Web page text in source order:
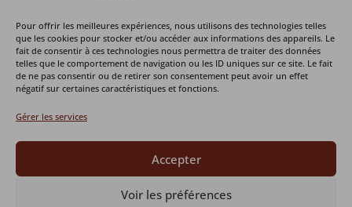
Pour offrir les meilleures expériences, nous utilisons des technologies telles
que les cookies pour stocker et/ou accéder aux informations des appareils. Le
fait de consentir à ces technologies nous permettra de traiter des données
telles que le comportement de navigation ou les ID uniques sur ce site. Le fait
de ne pas consentir ou de retirer son consentement peut avoir un effet
négatif sur certaines caractéristiques et fonctions.
Gérer les services
Accepter
Voir les préférences
Visiter le Refuge
Actualités
l’association
Contact
Un centre de
sauvegarde
Un Chantier
d’insertion
Faire un don
Espace Presse
Plan du site
Mentions légales
Copyright © 2026 Refuge de l'Arche. Tous droits réservés.